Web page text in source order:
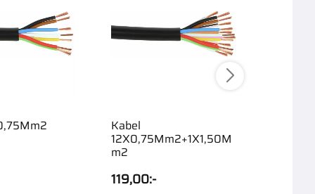
7X0,75Mm2 Kabel
12X0,75Mm2+1X1,50M
m2
119,00:-